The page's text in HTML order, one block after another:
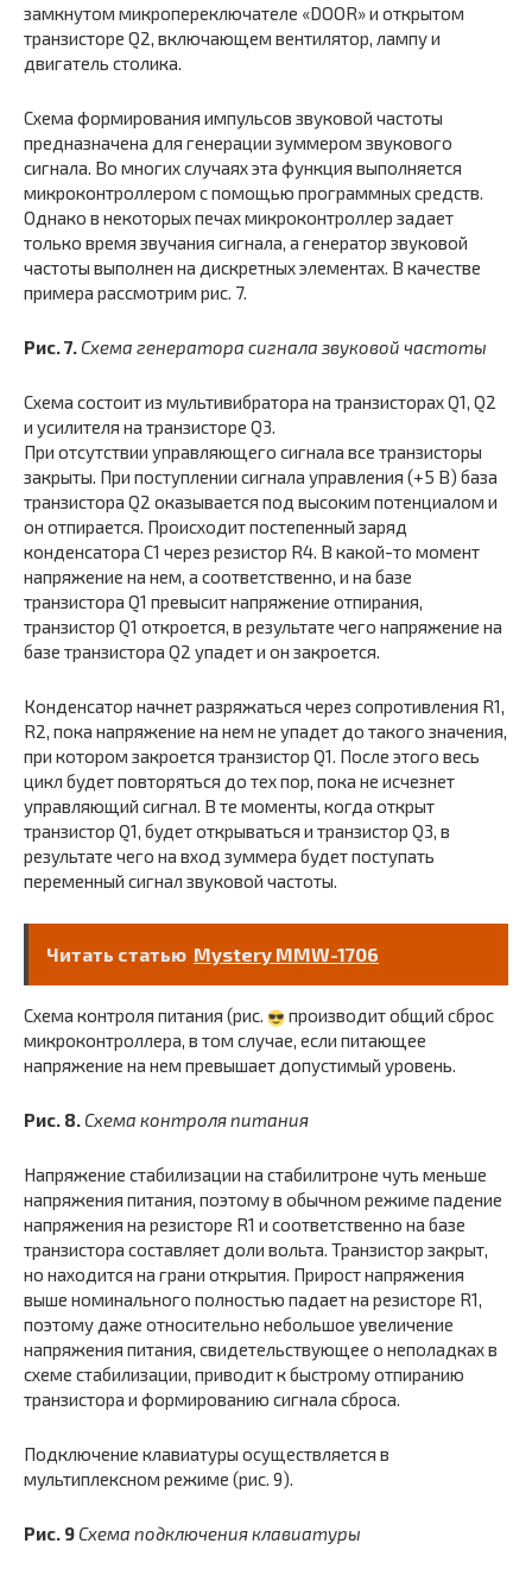
замкнутом микропереключателе «DOOR» и открытом
транзисторе Q2, включающем вентилятор, лампу и
двигатель столика.
Схема формирования импульсов звуковой частоты
предназначена для генерации зуммером звукового
сигнала. Во многих случаях эта функция выполняется
микроконтроллером с помощью программных средств.
Однако в некоторых печах микроконтроллер задает
только время звучания сигнала, а генератор звуковой
частоты выполнен на дискретных элементах. В качестве
примера рассмотрим рис. 7.
Рис. 7. Схема генератора сигнала звуковой частоты
Схема состоит из мультивибратора на транзисторах Q1, Q2
и усилителя на транзисторе Q3.
При отсутствии управляющего сигнала все транзисторы
закрыты. При поступлении сигнала управления (+5 В) база
транзистора Q2 оказывается под высоким потенциалом и
он отпирается. Происходит постепенный заряд
конденсатора С1 через резистор R4. В какой-то момент
напряжение на нем, а соответственно, и на базе
транзистора Q1 превысит напряжение отпирания,
транзистор Q1 откроется, в результате чего напряжение на
базе транзистора Q2 упадет и он закроется.
Конденсатор начнет разряжаться через сопротивления R1,
R2, пока напряжение на нем не упадет до такого значения,
при котором закроется транзистор Q1. После этого весь
цикл будет повторяться до тех пор, пока не исчезнет
управляющий сигнал. В те моменты, когда открыт
транзистор Q1, будет открываться и транзистор Q3, в
результате чего на вход зуммера будет поступать
переменный сигнал звуковой частоты.
Читать статью Mystery MMW-1706
Схема контроля питания (рис.
производит общий сброс
микроконтроллера, в том случае, если питающее
напряжение на нем превышает допустимый уровень.
Рис. 8. Схема контроля питания
Напряжение стабилизации на стабилитроне чуть меньше
напряжения питания, поэтому в обычном режиме падение
напряжения на резисторе R1 и соответственно на базе
транзистора составляет доли вольта. Транзистор закрыт,
но находится на грани открытия. Прирост напряжения
выше номинального полностью падает на резисторе R1,
поэтому даже относительно небольшое увеличение
напряжения питания, свидетельствующее о неполадках в
схеме стабилизации, приводит к быстрому отпиранию
транзистора и формированию сигнала сброса.
Подключение клавиатуры осуществляется в
мультиплексном режиме (рис. 9).
Рис. 9 Схема подключения клавиатуры